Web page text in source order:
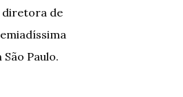
diretora de
Paulo.